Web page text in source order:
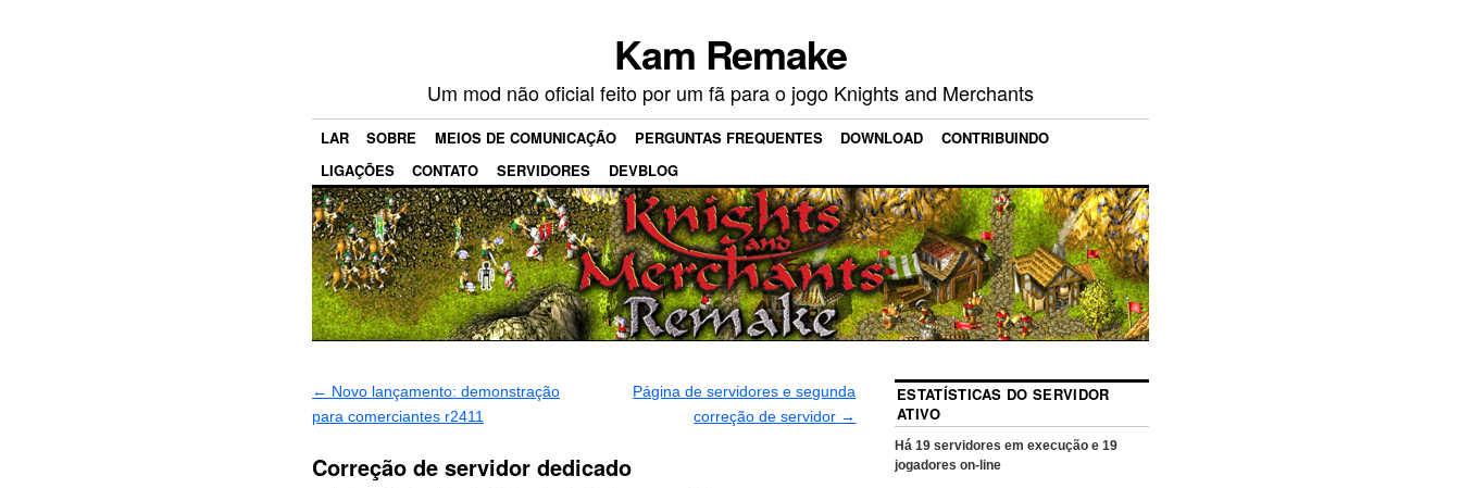
Kam Remake
Um mod não oficial feito por um fã para o jogo Knights and Merchants
LAR SOBRE MEIOS DE COMUNICAÇÃO PERGUNTAS FREQUENTES DOWNLOAD
CONTRIBUINDO
LIGAÇÕES
CONTATO SERVIDORES DEVBLOG
← Novo lançamento: demonstração
para comerciantes r2411
Página de servidores e segunda
correção de servidor →
Correção de servidor dedicado
ESTATÍSTICAS DO SERVIDOR
ATIVO
Há 19servidores em execução e 19
jogadores on-line